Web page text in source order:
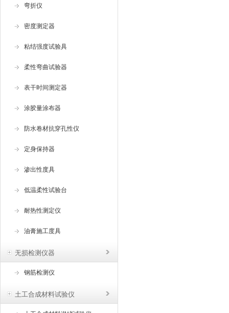
弯折仪
密度测定器
粘结强度试验具
柔性弯曲试验器
表干时间测定器
涂胶量涂布器
防水卷材抗穿孔性仪
定身保持器
渗出性度具
低温柔性试验台
耐热性测定仪
油膏施工度具
无损检测仪器
钢筋检测仪
土工合成材料试验仪